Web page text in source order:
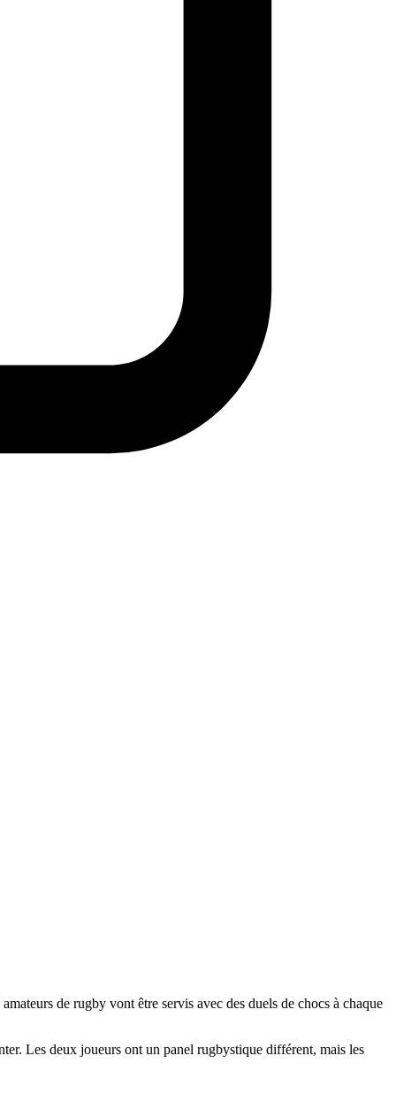
de rugby vont être servis avec des duels de chocs à chaque
Les deux joueurs ont un panel rugbystique différent, mais les